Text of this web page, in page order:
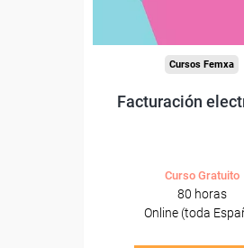
Cursos Femxa
Facturación
Curso Gratuito
80 horas
Online (toda